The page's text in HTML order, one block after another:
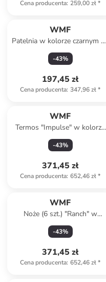
Cena producenta: 259,00 zł*
WMF
Patelnia w kolorze czarnym do
duszenia - Ø 28 cm
-43%
197,45 zł
Cena producenta: 347,96 zł*
WMF
Termos "Impulse" w kolorze
miedzianym - 1 l
-43%
371,45 zł
Cena producenta: 652,46 zł*
WMF
Noże (6 szt.) "Ranch" w
kolorze jasnobrązowym do
steków - dł. 24 cm
-43%
371,45 zł
Cena producenta: 652,46 zł*